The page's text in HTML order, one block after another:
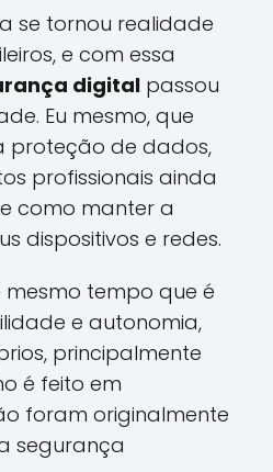
se tornou realidade
e com essa
digital passou
Eu mesmo, que
proteção de dados,
profissionais ainda
como manter a
dispositivos e redes.
mesmo tempo que é
e autonomia,
principalmente
é feito em
foram originalmente
segurança